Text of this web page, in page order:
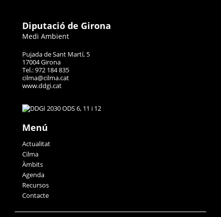
Diputació de Girona
Medi Ambient
Pujada de Sant Martí, 5
17004 Girona
Tel.: 972 184 835
cilma@cilma.cat
www.ddgi.cat
Menú
Actualitat
Cilma
Àmbits
Agenda
Recursos
Contacte